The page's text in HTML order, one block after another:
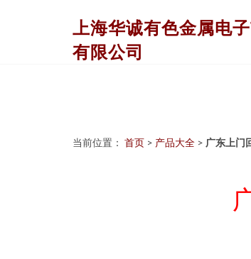
上海华诚有色金属电
有限公司
当前位置： 首页 > 产品大全 > 广东上门